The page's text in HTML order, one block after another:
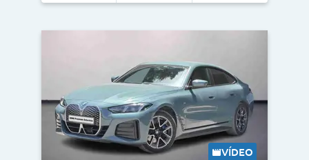
VÍDEO